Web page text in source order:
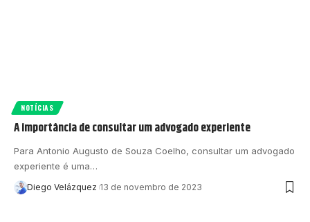
NOTÍCIAS
A importância de consultar um advogado experiente
Para Antonio Augusto de Souza Coelho, consultar um advogado
experiente é uma…
Diego Velázquez 13 de novembro de 2023